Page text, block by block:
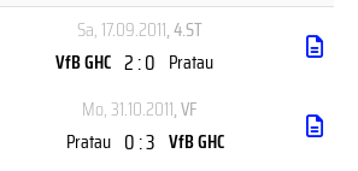
Sa, 17.09.2011, 4.ST
VfB GHC 2 : 0 Pratau
Mo, 31.10.2011, VF
Pratau 0 : 3 VfB GHC